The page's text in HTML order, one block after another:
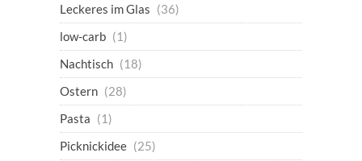
Leckeres im Glas (36)
low-carb (1)
Nachtisch (18)
Ostern (28)
Pasta (1)
Picknickidee (25)